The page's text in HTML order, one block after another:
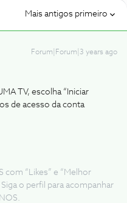
Mais antigos primeiro
Forum|Forum|3 years ago
TV, escolha “Iniciar
de acesso da conta
com “Likes” e “Melhor
o perfil para acompanhar